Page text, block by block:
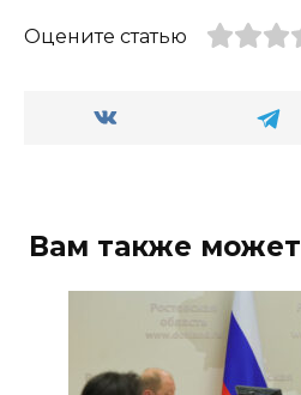
Оцените статью
Вам также